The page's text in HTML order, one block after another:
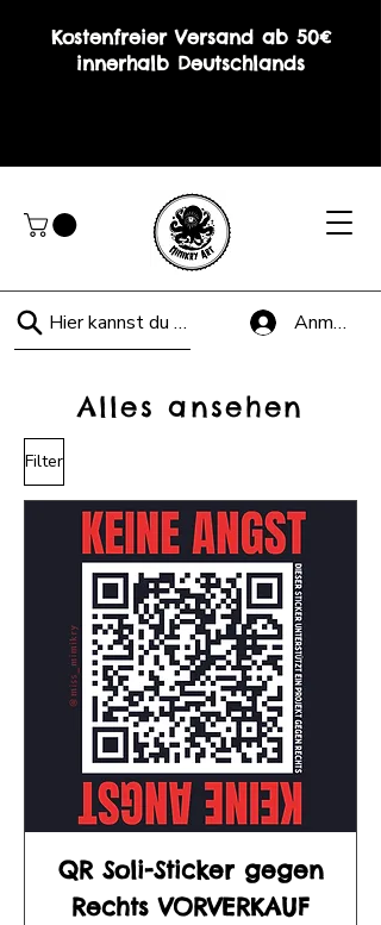
Kostenfreier Versand ab 50€
innerhalb Deutschlands
Hier kannst du suchen! Anmelden
Alles ansehen
Filter
QR Soli-Sticker gegen
Rechts VORVERKAUF